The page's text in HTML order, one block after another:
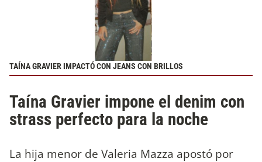
TAÍNA GRAVIER IMPACTÓ CON JEANS CON BRILLOS
Taína Gravier impone el denim con
strass perfecto para la noche
La hija menor de Valeria Mazza apostó por